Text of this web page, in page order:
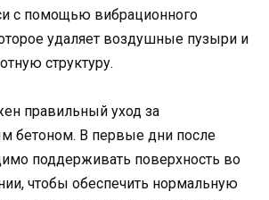
с помощью вибрационного
удаляет воздушные пузыри и
структуру.
правильный уход за
бетоном. В первые дни после
поддерживать поверхность во
чтобы обеспечить нормальную